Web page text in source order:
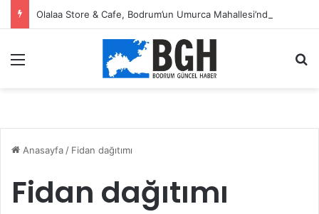
Anasayfa / Fidan dağıtımı
Fidan dağıtımı